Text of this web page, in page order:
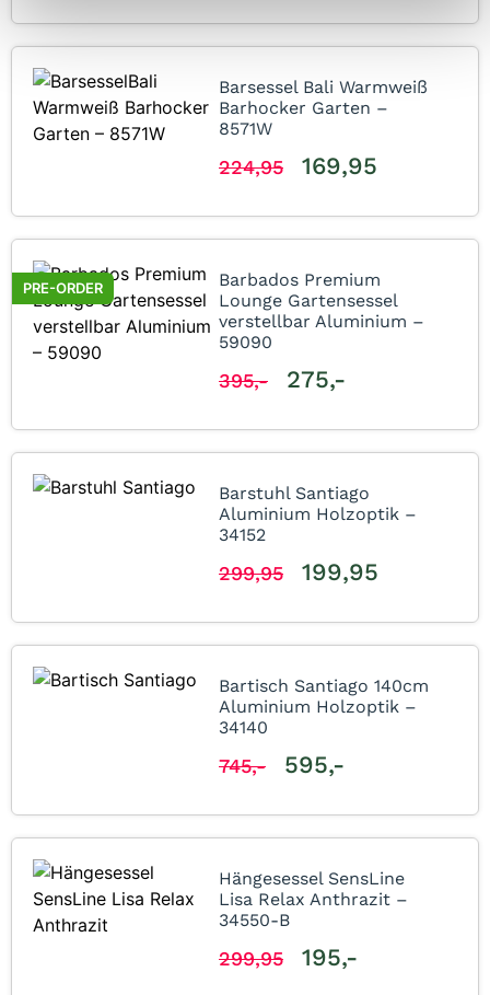
Barsessel Bali Warmweiß
Barhocker Garten –
8571W
224,95 169,95
PRE-ORDER
Barbados Premium
Lounge Gartensessel
verstellbar Aluminium –
59090
395,- 275,-
Barstuhl Santiago
Aluminium Holzoptik –
34152
299,95 199,95
Bartisch Santiago 140cm
Aluminium Holzoptik –
34140
745,- 595,-
Hängesessel SensLine
Lisa Relax Anthrazit –
34550-B
299,95 195,-